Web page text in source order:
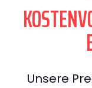
Unsere